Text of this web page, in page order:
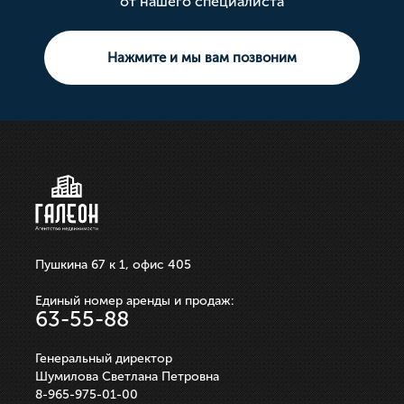
Тип сделки: Продажа
3 комнатная
ЗАПИСАТЬСЯ НА ПРОСМОТР
Тип сделки: Продажа
750 000р.
Тип сделки: Продажа
10 000 000р.
ЗАПИСАТЬСЯ НА ПРОСМОТР
Площадь: 10
Тип сделки: Продажа
21 100 000р.
Нажмите и мы вам позвоним
Пушкина 67 к 1, офис 405
Единый номер аренды и продаж:
63-55-88
Генеральный директор
Шумилова Светлана Петровна
8-965-975-01-00